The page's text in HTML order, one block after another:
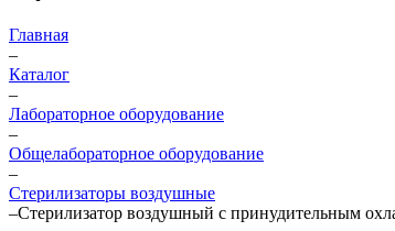
Главная
–
Каталог
–
Лабораторное оборудование
–
Общелабораторное оборудование
–
Стерилизаторы воздушные
–Стерилизатор воздушный с принудительным